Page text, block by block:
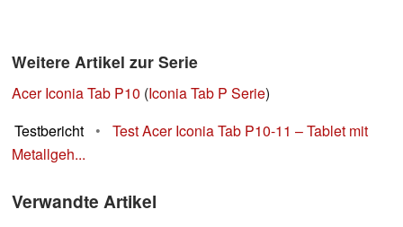
Weitere Artikel zur Serie
Acer Iconia Tab P10 (Iconia Tab P Serie)
Testbericht
•
Test Acer Iconia Tab P10-11 – Tablet mit
Metallgeh...
Verwandte Artikel